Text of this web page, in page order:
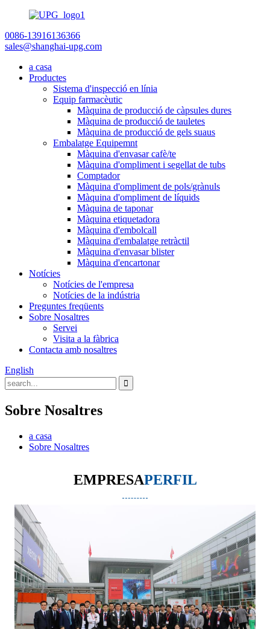
0086-13916136366
sales@shanghai-upg.com
a casa
Productes
Sistema d'inspecció en línia
Equip farmacèutic
Màquina de producció de càpsules dures
Màquina de producció de tauletes
Màquina de producció de gels suaus
Embalatge Equipemnt
Màquina d'envasar cafè/te
Màquina d'ompliment i segellat de tubs
Comptador
Màquina d'ompliment de pols/grànuls
Màquina d'ompliment de líquids
Màquina de taponar
Màquina etiquetadora
Màquina d'embolcall
Màquina d'embalatge retràctil
Màquina d'envasar blister
Màquina d'encartonar
Notícies
Notícies de l'empresa
Notícies de la indústria
Preguntes freqüents
Sobre Nosaltres
Servei
Visita a la fàbrica
Contacta amb nosaltres
English
Sobre Nosaltres
a casa
Sobre Nosaltres
EMPRESAPERFIL